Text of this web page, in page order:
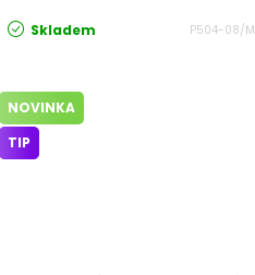
Skladem P504-08/M
NOVINKA
TIP